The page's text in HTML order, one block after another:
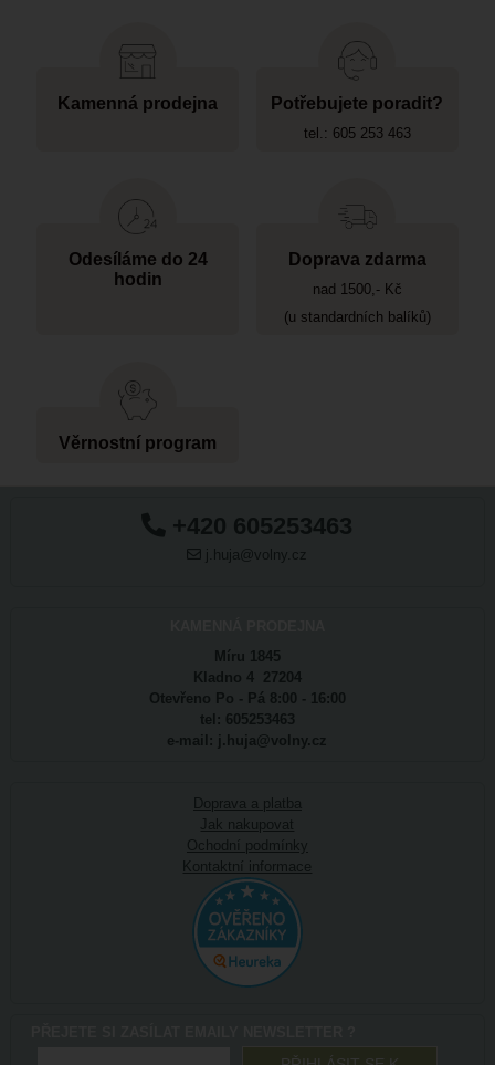
Kamenná prodejna Potřebujete poradit?
tel.: 605 253 463
Odesíláme do 24
hodin
Doprava zdarma
nad 1500,- Kč
(u standardních balíků)
Věrnostní program
+420 605253463
j.huja@volny.cz
Míru 1845
Kladno 4 27204
Otevřeno Po - Pá 8:00 - 16:00
tel: 605253463
e-mail: j.huja@volny.cz
Doprava a platba
Jak nakupovat
Ochodní podmínky
Kontaktní informace